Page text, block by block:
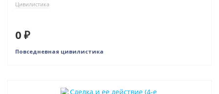
Цивилистика
0 ₽
Повседневная цивилистика
Нет в наличии